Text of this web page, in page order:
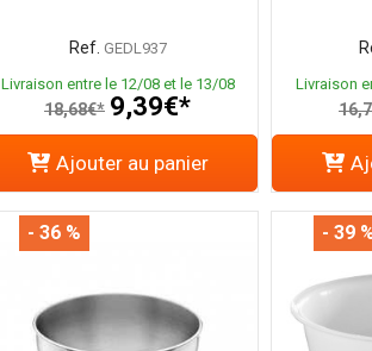
Ref. GEDL937
Livraison entre le 12/08 et le 13/08
18,68€* 9,39€*
Ajouter au panier
Livraison
- 36 % - 39